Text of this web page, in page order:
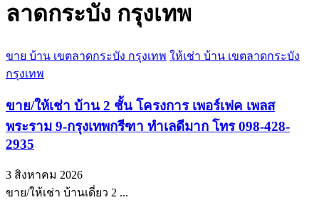
ลาดกระบัง กรุงเทพ
ขาย บ้าน เขตลาดกระบัง กรุงเทพ ให้เช่า บ้าน เขตลาดกระบัง
กรุงเทพ
ขาย/ให้เช่า บ้าน 2 ชั้น โครงการ เพอร์เฟค เพลส
พระราม 9-กรุงเทพกรีฑา ทำเลดีมาก โทร 098-428-
2935
3 สิงหาคม 2026
ขาย/ให้เช่า บ้านเดี่ยว 2 ...